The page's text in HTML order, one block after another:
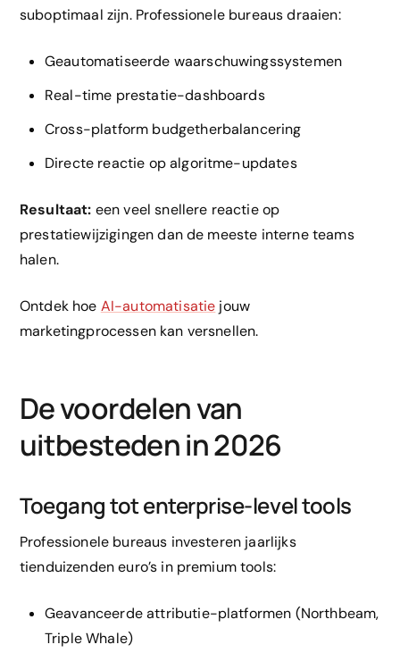
suboptimaal zijn. Professionele bureaus draaien:
Geautomatiseerde waarschuwingssystemen
Real-time prestatie-dashboards
Cross-platform budgetherbalancering
Directe reactie op algoritme-updates
Resultaat: een veel snellere reactie op
prestatiewijzigingen dan de meeste interne teams
halen.
Ontdek hoe AI-automatisatie jouw
marketingprocessen kan versnellen.
De voordelen van
uitbesteden in 2026
Toegang tot enterprise-level tools
Professionele bureaus investeren jaarlijks
tienduizenden euro’s in premium tools:
Geavanceerde attributie-platformen (Northbeam,
Triple Whale)